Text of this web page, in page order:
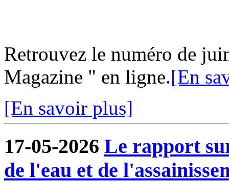
Retrouvez le numéro de
Magazine " en ligne.[En
[En savoir plus]
17-05-2026 Le rapport
de l'eau et de